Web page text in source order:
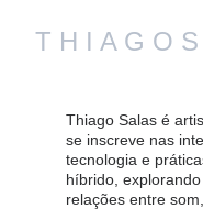
T H I A G O S
Thiago Salas é
se inscreve nas
tecnologia e
híbrido,
relações entre